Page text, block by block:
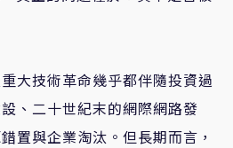
大技術革命幾乎都伴隨投資過
、二十世紀末的網際網路發
置與企業淘汰。但長期而言，